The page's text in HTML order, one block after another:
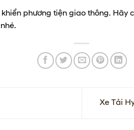
phương tiện giao thông.
Xe Tải